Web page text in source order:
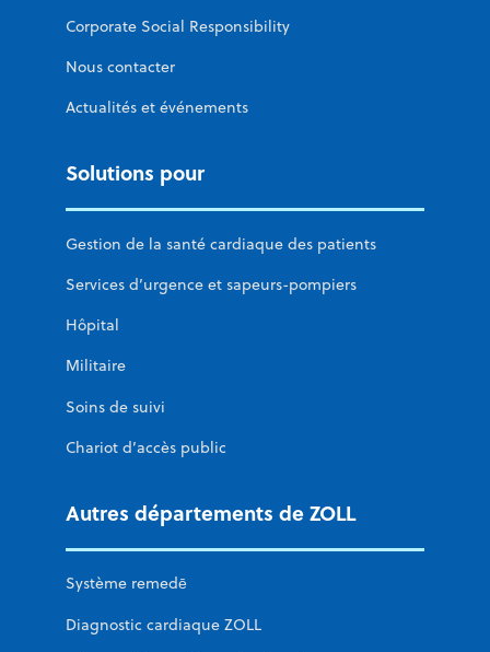
Corporate Social Responsibility
Nous contacter
Actualités et événements
Solutions pour
Gestion de la santé cardiaque des patients
Services d’urgence et sapeurs-pompiers
Hôpital
Militaire
Soins de suivi
Chariot d’accès public
Autres départements de ZOLL
Système remedē
Diagnostic cardiaque ZOLL